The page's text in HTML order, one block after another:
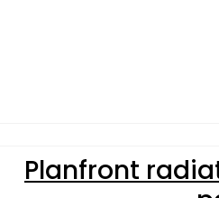
Planfront